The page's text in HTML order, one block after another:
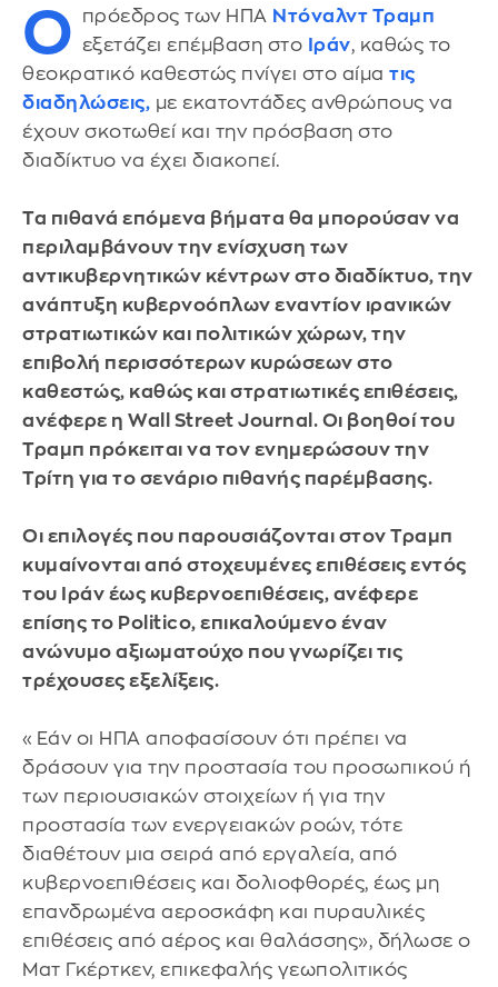
Ο πρόεδρος των ΗΠΑ Ντόναλντ Τραμπ
εξετάζει επέμβαση στο Ιράν, καθώς το
θεοκρατικό καθεστώς πνίγει στο αίμα τις
διαδηλώσεις, με εκατοντάδες ανθρώπους να
έχουν σκοτωθεί και την πρόσβαση στο
διαδίκτυο να έχει διακοπεί.
Τα πιθανά επόμενα βήματα θα μπορούσαν να
περιλαμβάνουν την ενίσχυση των
αντικυβερνητικών κέντρων στο διαδίκτυο, την
ανάπτυξη κυβερνοόπλων εναντίον ιρανικών
στρατιωτικών και πολιτικών χώρων, την
επιβολή περισσότερων κυρώσεων στο
καθεστώς, καθώς και στρατιωτικές επιθέσεις,
ανέφερε η Wall Street Journal. Οι βοηθοί του
Τραμπ πρόκειται να τον ενημερώσουν την
Τρίτη για το σενάριο πιθανής παρέμβασης.
Οι επιλογές που παρουσιάζονται στον Τραμπ
κυμαίνονται από στοχευμένες επιθέσεις εντός
του Ιράν έως κυβερνοεπιθέσεις, ανέφερε
επίσης το Politico, επικαλούμενο έναν
ανώνυμο αξιωματούχο που γνωρίζει τις
τρέχουσες εξελίξεις.
«Εάν οι ΗΠΑ αποφασίσουν ότι πρέπει να
δράσουν για την προστασία του προσωπικού ή
των περιουσιακών στοιχείων ή για την
προστασία των ενεργειακών ροών, τότε
διαθέτουν μια σειρά από εργαλεία, από
κυβερνοεπιθέσεις και δολιοφθορές, έως μη
επανδρωμένα αεροσκάφη και πυραυλικές
επιθέσεις από αέρος και θαλάσσης», δήλωσε ο
Ματ Γκέρτκεν, επικεφαλής γεωπολιτικός